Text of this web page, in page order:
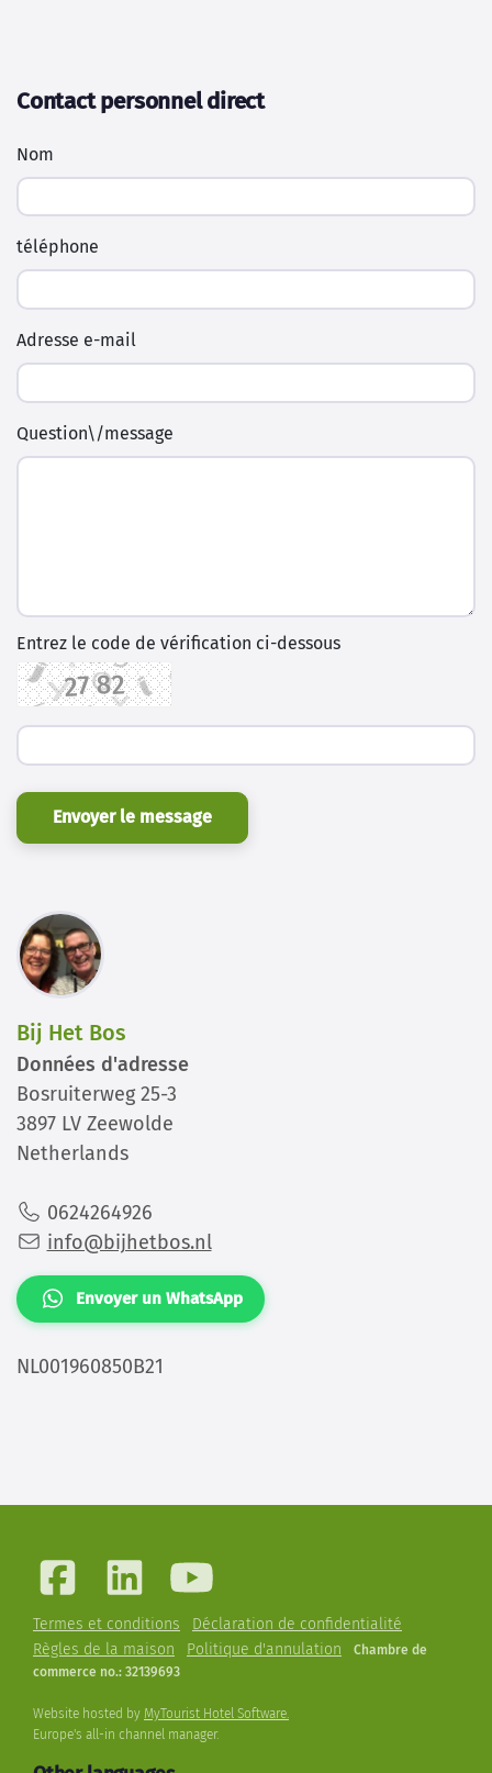
Contact personnel direct
Nom
téléphone
Adresse e-mail
Question\/message
Entrez le code de vérification ci-dessous
Envoyer le message
Bij Het Bos
Données d'adresse
Bosruiterweg 25-3
3897 LV Zeewolde
Netherlands
0624264926
info@bijhetbos.nl
Envoyer un WhatsApp
NL001960850B21
Termes et conditions
Déclaration de confidentialité
Règles de la maison
Politique d'annulation
Chambre de
commerce no.: 32139693
Website hosted by MyTourist Hotel Software.
Europe's all-in channel manager.